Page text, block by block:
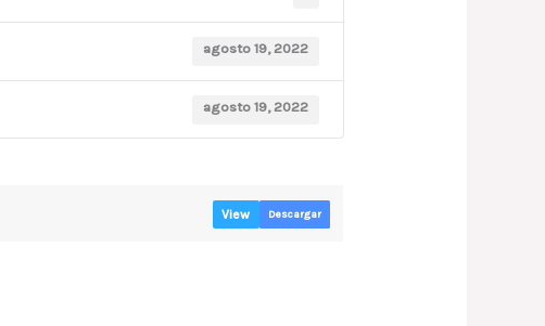
agosto 19, 2022
agosto 19, 2022
View Descargar